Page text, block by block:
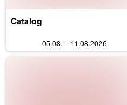
Catalog
05.08. – 11.08.2026